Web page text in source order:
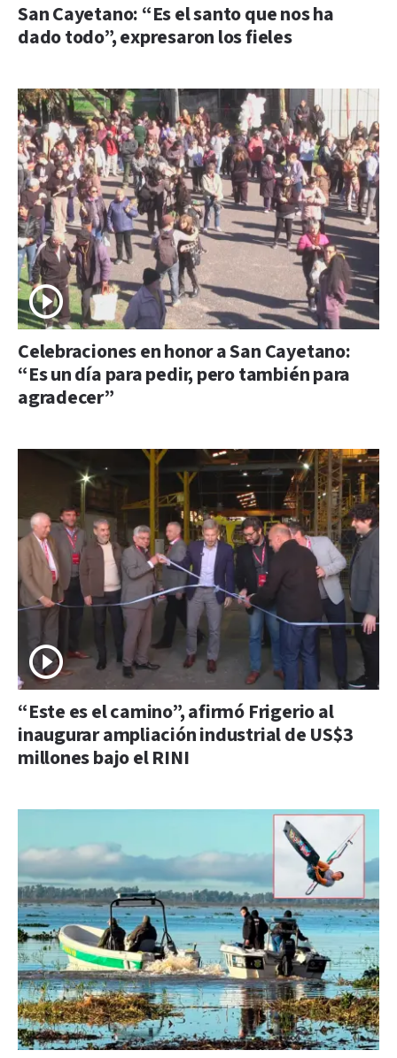
San Cayetano: “Es el santo que nos ha
dado todo”, expresaron los fieles
Celebraciones en honor a San Cayetano:
“Es un día para pedir, pero también para
agradecer”
“Este es el camino”, afirmó Frigerio al
inaugurar ampliación industrial de US$3
millones bajo el RINI